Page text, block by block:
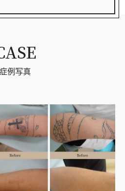
症例写真